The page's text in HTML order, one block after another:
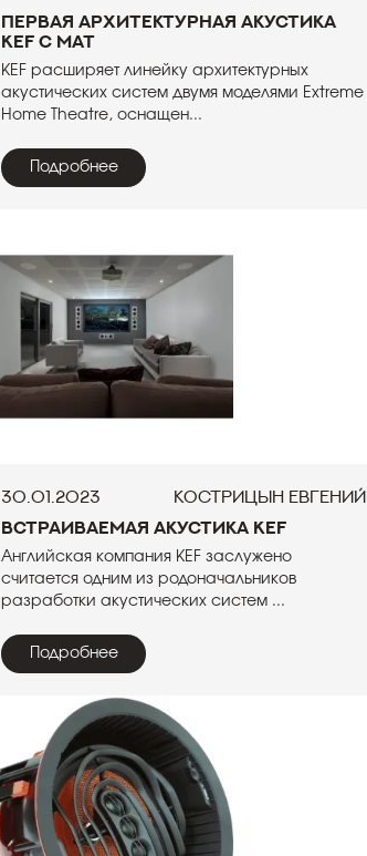
Первая архитектурная акустика
KEF c MAT
KEF расширяет линейку архитектурных
акустических систем двумя моделями Extreme
Home Theatre, оснащен...
Подробнее
30.01.2023
Кострицын Евгений
Встраиваемая акустика KEF
Английская компания KEF заслужено
считается одним из родоначальников
разработки акустических систем ...
Подробнее